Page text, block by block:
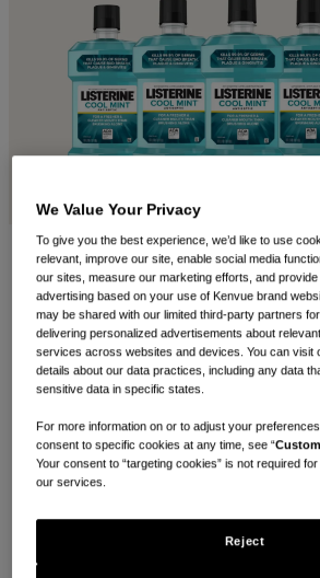
口腔健康研究人员已经了解，一套完整的
程序对于让口腔更加健康至关重要。但并
的口腔健康护理程序。一些患者做不到坚
无法有效使用牙线。欢迎使用李施德林®。
虽然使用牙线可以清除牙菌斑，清理嵌入
触及牙龈线以下，但新的临床研究表明，
间，与只刷牙和使用牙线相比，定期使用
Antiseptic 漱口水可以为患者提供高达 5
We Value Your Privacy
To give you the best experience, we’d like to use
relevant, improve our site, enable social media
our sites, measure our marketing efforts, and
advertising based on your use of Kenvue brand
may be shared with our limited third-party partners
delivering personalized advertisements about
services across websites and devices. You can visit
details about our data practices, including any data
sensitive data in specific states.
For more information on or to adjust your
consent to specific cookies at any time, see “
Your consent to “targeting cookies” is not required
our services.
Reject